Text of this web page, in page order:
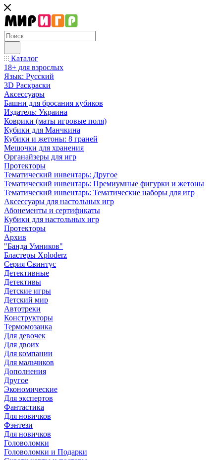
Каталог
18+ для взрослых
Язык: Русский
3D Раскраски
Аксессуары
Башни для бросания кубиков
Издатель: Украина
Коврики (маты игровые поля)
Кубики для Манчкина
Кубики и жетоны: 8 граней
Мешочки для хранения
Органайзеры для игр
Протекторы
Тематический инвентарь: Другое
Тематический инвентарь: Премиумные фигурки и жетоны
Тематический инвентарь: Тематические наборы для игр
Аксессуары для настольных игр
Абонементы и сертификаты
Кубики для настольных игр
Протекторы
Архив
"Банда Умников"
Бластеры Xploderz
Cерия Свинтус
Детективные
Детективы
Детские игры
Детский мир
Автотреки
Конструкторы
Термомозаика
Для девочек
Для двоих
Для компании
Для мальчиков
Дополнения
Другое
Экономические
Для экспертов
Фантастика
Для новичков
Фэнтези
Для новичков
Головоломки
Головоломки и Подарки